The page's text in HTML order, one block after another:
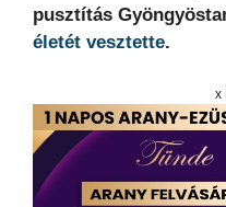
pusztítás
életét vesztette.
x